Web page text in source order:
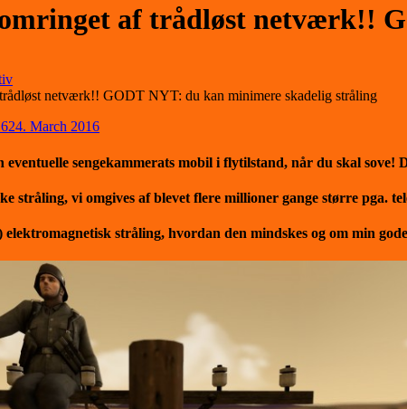
af trådløst netværk!!
netværk!! GODT NYT: du kan minimere skadelig stråling
24. March 2016
sengekammerats mobil i flytilstand, når du skal sove!
stråling, vi omgives af blevet flere millioner gange større pga.
stråling, hvordan den mindskes og om min